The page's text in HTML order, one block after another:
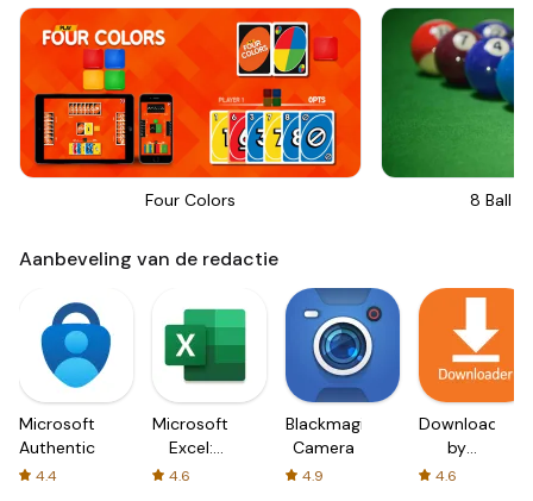
Four Colors 8 Ball
Aanbeveling van de redactie
Microsoft
Authenticator
4.4
Microsoft
Excel:
Spreadsheets
4.6
Blackmagic
Camera
4.9
Downloader
by
AFTVnews
4.6